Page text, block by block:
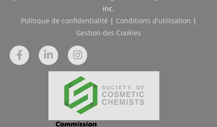
inc.
Politique de confidentialité | Conditions d'utilisation |
Gestion des Cookies